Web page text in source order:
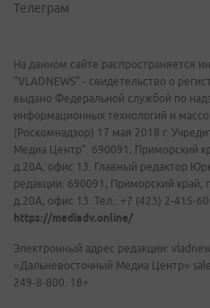
Телеграм
На данном сайте распространяется
"VLADNEWS" - свидетельство о
выдано Федеральной службой по
информационных технологий и
(Роскомнадзор) 17 мая 2018 г.
Медиа Центр". 690091, Приморский
д.20А, офис 13. Главный редактор
редакции: 690091, Приморский край,
д.20А, офис 13. Тел.: +7 (423) 2-415-
https://mediadv.online/
Электронный адрес редакции:
«Дальневосточный Медиа Центр»
249-8-800. 18+